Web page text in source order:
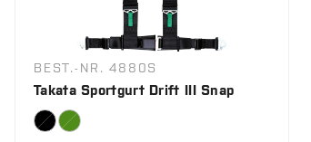
BEST.-NR. 4880S
Takata Sportgurt Drift III Snap